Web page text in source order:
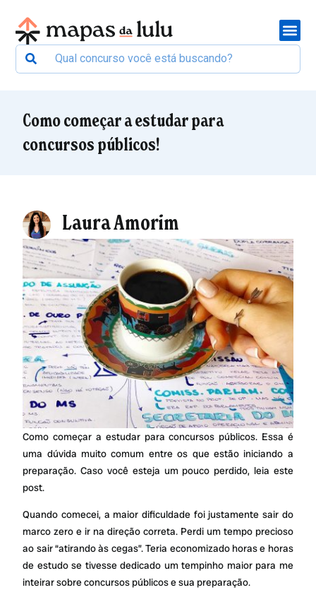
Como começar a estudar para
concursos públicos!
Laura Amorim
Como começar a estudar para concursos públicos. Essa é
uma dúvida muito comum entre os que estão iniciando a
preparação. Caso você esteja um pouco perdido, leia este
post.
Quando comecei, a maior dificuldade foi justamente sair do
marco zero e ir na direção correta. Perdi um tempo precioso
ao sair “atirando às cegas”. Teria economizado horas e horas
de estudo se tivesse dedicado um tempinho maior para me
inteirar sobre concursos públicos e sua preparação.